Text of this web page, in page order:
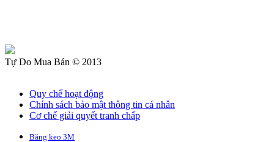
Tự Do Mua Bán © 2013
Quy chế hoạt động
Chính sách bảo mật thông tin cá nhân
Cơ chế giải quyết tranh chấp
Băng keo 3M